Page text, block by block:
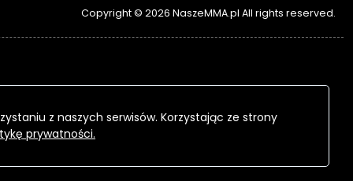
Copyright © 2026 NaszeMMA.pl All rights reserved.
z naszych serwisów. Korzystając ze strony
prywatności.